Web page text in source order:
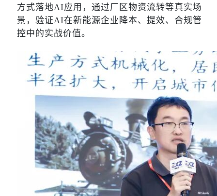
方式落地AI应用，通过厂区物资流转等真实场
景，验证AI在新能源企业降本、提效、合规管
控中的实战价值。